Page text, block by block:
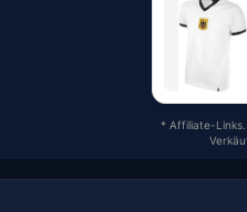
* Affiliate-